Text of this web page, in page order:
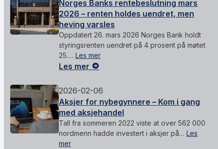
Norges Banks rentebeslutning mars
2026 – renten holdes uendret, men
heving varsles
Oppdatert 26. mars 2026 Norges Bank holdt
styringsrenten uendret på 4 prosent på møtet
25.… Les mer
Les mer
2026-02-06
Aksjer for nybegynnere – Kom i gang
med aksjehandel
Tall fra sommeren 2022 viste at over 562 000
nordmenn hadde investert i aksjer på… Les
mer